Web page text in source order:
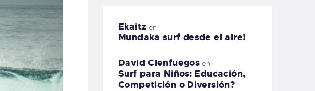
Ekaitz en
Mundaka surf desde el aire!
David Cienfuegos en
Surf para Niños: Educación,
Competición o Diversión?